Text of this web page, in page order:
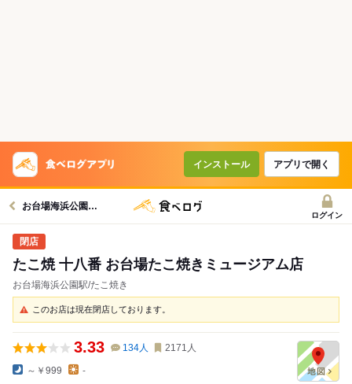
インストール アプリで開く
お台場海浜公園駅グルメへ
ログイン
たこ焼 十八番 お台場たこ焼きミュージアム店
お台場海浜公園駅/たこ焼き
このお店は現在閉店しております。
3.33 134人 2171 人
～￥999 -